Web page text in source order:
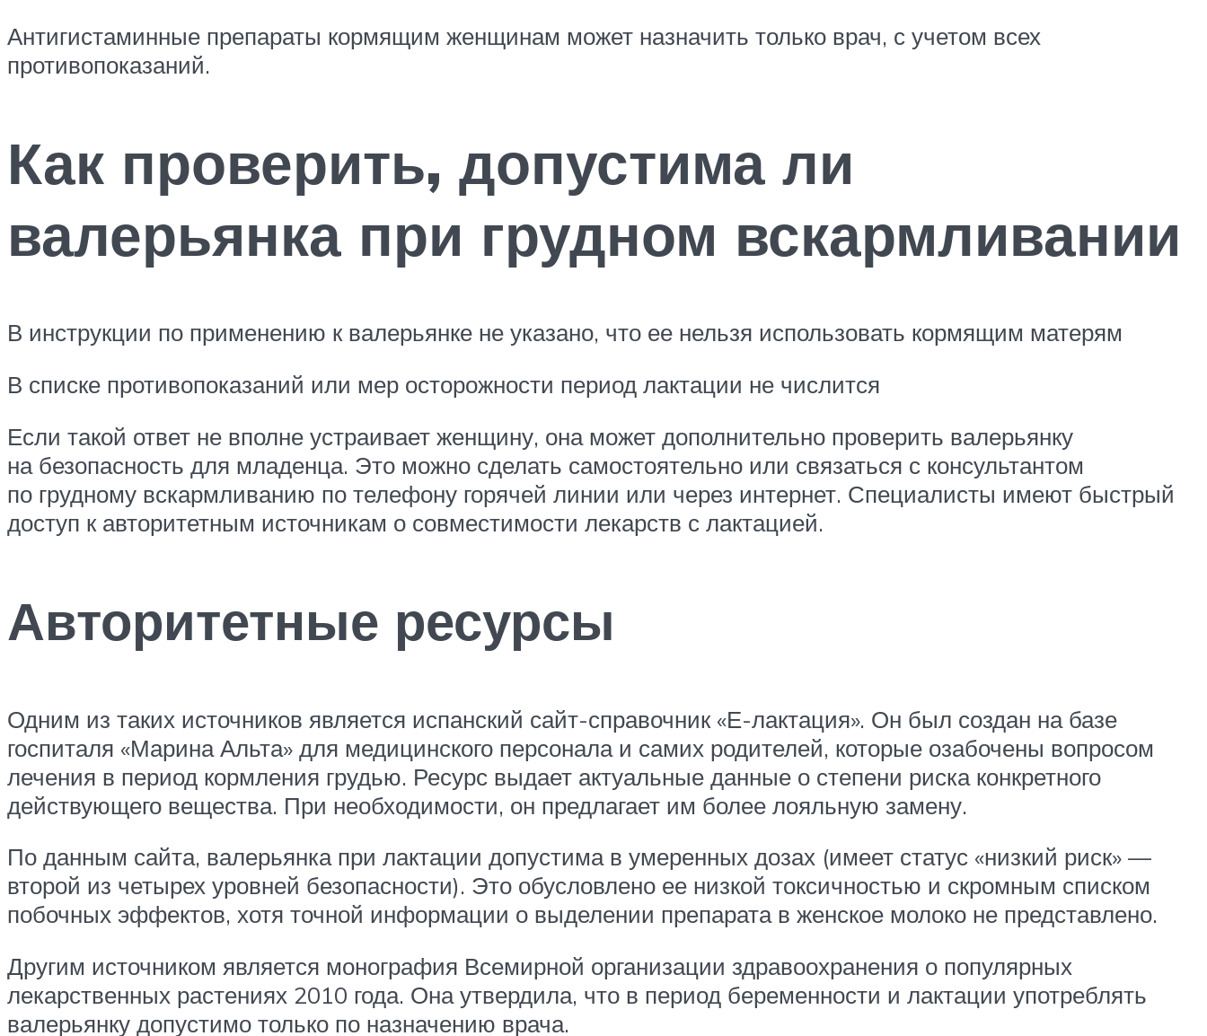
Антигистаминные препараты кормящим женщинам может назначить только врач, с учетом всех
противопоказаний.
Как проверить, допустима ли
валерьянка при грудном вскармливании
В инструкции по применению к валерьянке не указано, что ее нельзя использовать кормящим матерям
В списке противопоказаний или мер осторожности период лактации не числится
Если такой ответ не вполне устраивает женщину, она может дополнительно проверить валерьянку
на безопасность для младенца. Это можно сделать самостоятельно или связаться с консультантом
по грудному вскармливанию по телефону горячей линии или через интернет. Специалисты имеют быстрый
доступ к авторитетным источникам о совместимости лекарств с лактацией.
Авторитетные ресурсы
Одним из таких источников является испанский сайт-справочник «Е-лактация». Он был создан на базе
госпиталя «Марина Альта» для медицинского персонала и самих родителей, которые озабочены вопросом
лечения в период кормления грудью. Ресурс выдает актуальные данные о степени риска конкретного
действующего вещества. При необходимости, он предлагает им более лояльную замену.
По данным сайта, валерьянка при лактации допустима в умеренных дозах (имеет статус «низкий риск» —
второй из четырех уровней безопасности). Это обусловлено ее низкой токсичностью и скромным списком
побочных эффектов, хотя точной информации о выделении препарата в женское молоко не представлено.
Другим источником является монография Всемирной организации здравоохранения о популярных
лекарственных растениях 2010 года. Она утвердила, что в период беременности и лактации употреблять
валерьянку допустимо только по назначению врача.